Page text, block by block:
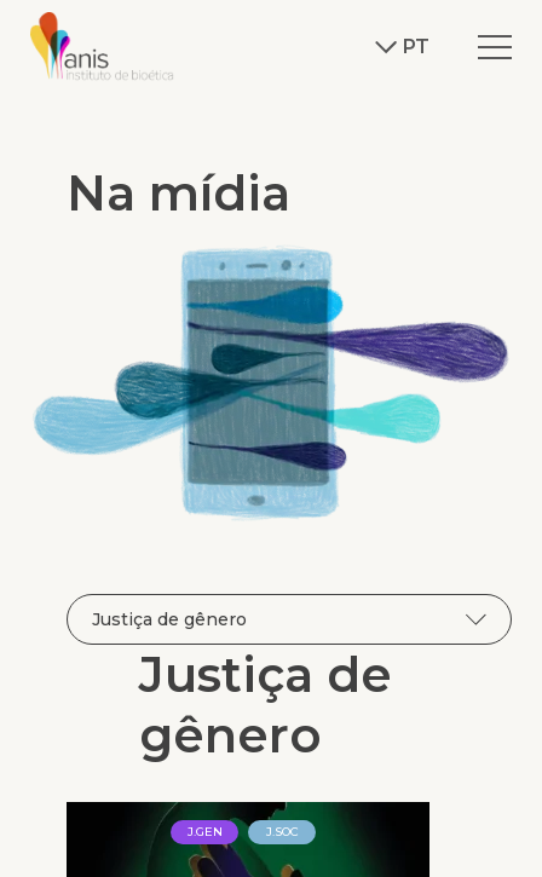
PT
Na mídia
Justiça de
gênero
J.GEN J.SOC